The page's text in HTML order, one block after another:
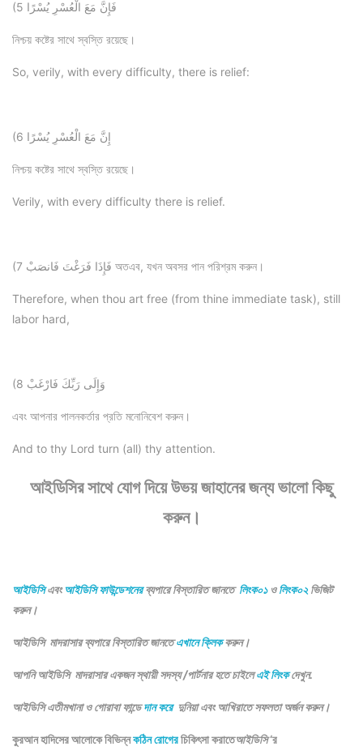
(5 فَإِنَّ مَعَ الْعُسْرِ يُسْرًا
নিশ্চয় কষ্টের সাথে স্বস্তি রয়েছে।
So, verily, with every difficulty, there is relief:
(6 إِنَّ مَعَ الْعُسْرِ يُسْرًا
নিশ্চয় কষ্টের সাথে স্বস্তি রয়েছে।
Verily, with every difficulty there is relief.
(7 فَإِذَا فَرَغْتَ فَانصَبْ অতএব, যখন অবসর পান পরিশ্রম করুন।
Therefore, when thou art free (from thine immediate task), still
labor hard,
(8 وَإِلَى رَبِّكَ فَارْغَبْ
এবং আপনার পালনকর্তার প্রতি মনোনিবেশ করুন।
And to thy Lord turn (all) thy attention.
আইডিসির সাথে যোগ দিয়ে উভয় জাহানের জন্য ভালো কিছু
করুন।
আইডিসিএবংআইডিসি ফাউন্ডেশনেরব্যপারে বিস্তারিত জানতে লিংক০১ওলিংক০২ ভিজিট
করুন।
আইডিসি মাদরাসার ব্যপারে বিস্তারিত জানতেএখানে ক্লিককরুন।
আপনি আইডিসি মাদরাসার একজন স্থায়ী সদস্য /পার্টনার হতে চাইলেএই লিংকদেখুন.
আইডিসি এতীমখানা ও গোরাবা ফান্ডেদান করে দুনিয়া এবং আখিরাতে সফলতা অর্জন করুন।
কুরআন হাদিসের আলোকে বিভিন্নকঠিন রোগেরচিকিৎসা করাতেআইডিসি‘র